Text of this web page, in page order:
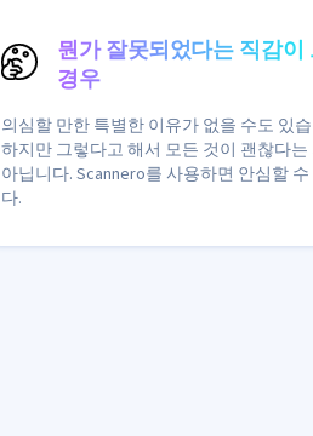
뭔가 잘못되었다는 직감이
경우
의심할 만한 특별한 이유가 없을 수도 있
하지만 그렇다고 해서 모든 것이 괜찮다는
아닙니다. Scannero를 사용하면 안심할 수
다.